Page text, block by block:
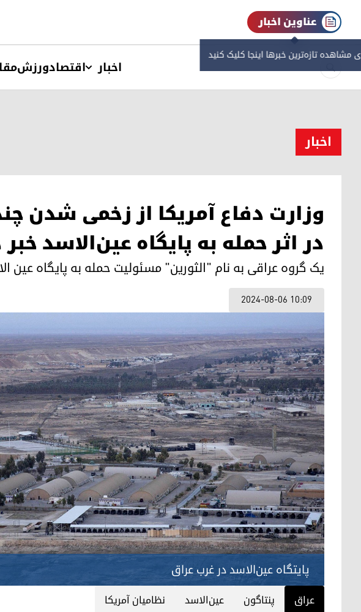
عناوین اخبار
مشاهده‌ تازه‌ترین خبرها اینجا کلیک کنید
اخبار اقتصادورزش
اخبار
وزارت دفاع آمریکا از زخمی شدن
در اثر حمله به پایگاه عین‌الاسد
یک گروه عراقی به نام "الثورین" مسئولیت حمله به پایگاه عین
2024-08-06 10:09
پایتگاه عین‌الاسد در غرب عراق
عراق پنتاگون عین‌الاسد نظامیان آمریکا